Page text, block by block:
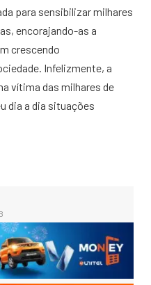
para sensibilizar milhares
encorajando-as a
crescendo
Infelizmente, a
vítima das milhares de
dia a dia situações